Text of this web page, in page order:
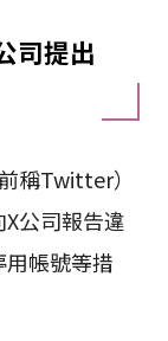
司提出
稱Twitter）
公司報告違
帳號等措